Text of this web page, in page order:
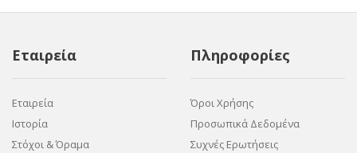
Εταιρεία
Εταιρεία
Ιστορία
Στόχοι & Όραμα
Πληροφορίες
Όροι Χρήσης
Προσωπικά Δεδομένα
Συχνές Ερωτήσεις